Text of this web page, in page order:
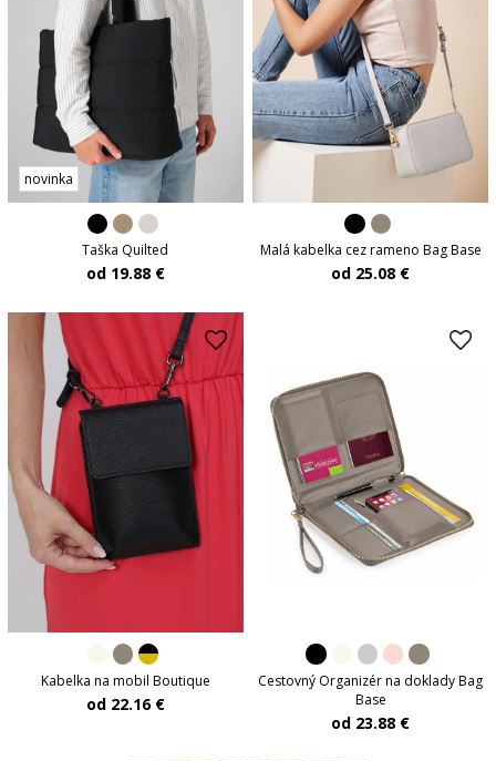
novinka
Taška Quilted
od 19.88 €
Malá kabelka cez rameno Bag Base
od 25.08 €
Kabelka na mobil Boutique
od 22.16 €
Cestovný Organizér na doklady Bag
Base
od 23.88 €